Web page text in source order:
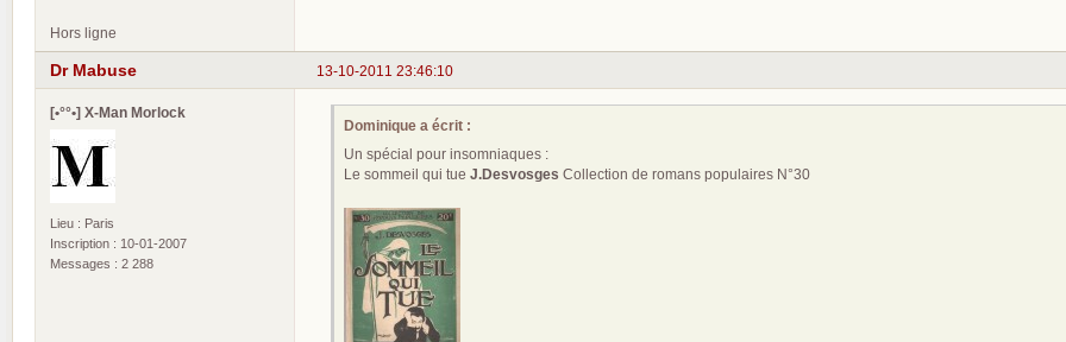
Hors ligne
13-10-2011 23:46:10
Dr Mabuse
[•°°•] X-Man Morlock
Lieu : Paris
Inscription : 10-01-2007
Messages : 2 288
Dominique a écrit :
Un spécial pour insomniaques :
Le sommeil qui tueJ.Desvosges Collection de romans populaires N°30